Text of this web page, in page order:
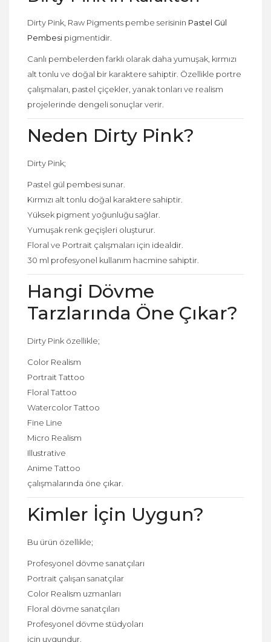
Dirty Pink, Raw Pigments pembe serisinin Pastel Gül
Pembesi pigmentidir.
Canlı pembelerden farklı olarak daha yumuşak, kırmızı
alt tonlu ve doğal bir karaktere sahiptir. Özellikle portre
çalışmaları, pastel çiçekler, yanak tonları ve realism
projelerinde dengeli sonuçlar verir.
Neden Dirty Pink?
Dirty Pink;
Pastel gül pembesi sunar.
Kırmızı alt tonlu doğal karaktere sahiptir.
Yüksek pigment yoğunluğu sağlar.
Yumuşak renk geçişleri oluşturur.
Floral ve Portrait çalışmaları için idealdir.
30 ml profesyonel kullanım hacmine sahiptir.
Hangi Dövme
Tarzlarında Öne Çıkar?
Dirty Pink özellikle;
Color Realism
Portrait Tattoo
Floral Tattoo
Watercolor Tattoo
Fine Line
Micro Realism
Illustrative
Anime Tattoo
çalışmalarında öne çıkar.
Kimler İçin Uygun?
Bu ürün özellikle;
Profesyonel dövme sanatçıları
Portrait çalışan sanatçılar
Color Realism uzmanları
Floral dövme sanatçıları
Profesyonel dövme stüdyoları
için uygundur.